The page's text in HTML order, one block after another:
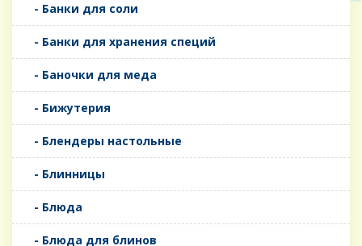
- Банки для соли
- Банки для хранения специй
- Баночки для меда
- Бижутерия
- Блендеры настольные
- Блинницы
- Блюда
- Блюда для блинов